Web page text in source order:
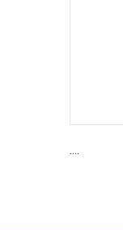
....